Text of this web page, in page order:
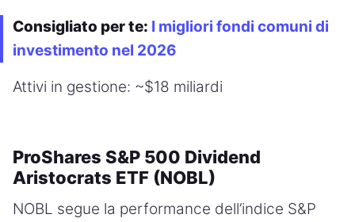
Consigliato per te: I migliori fondi comuni di
investimento nel 2026
Attivi in gestione: ~$18 miliardi
ProShares S&P 500 Dividend
Aristocrats ETF (NOBL)
NOBL segue la performance dell’indice S&P